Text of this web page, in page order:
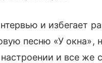
и избегает
песню «У окна»,
и все же